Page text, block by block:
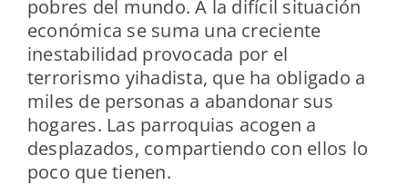
pobres del mundo. A la difícil situación
económica se suma una creciente
inestabilidad provocada por el
terrorismo yihadista, que ha obligado a
miles de personas a abandonar sus
hogares. Las parroquias acogen a
desplazados, compartiendo con ellos lo
poco que tienen.